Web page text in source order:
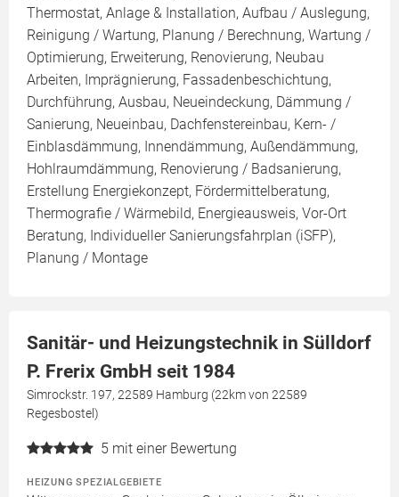
Thermostat, Anlage & Installation, Aufbau / Auslegung,
Reinigung / Wartung, Planung / Berechnung, Wartung /
Optimierung, Erweiterung, Renovierung, Neubau
Arbeiten, Imprägnierung, Fassadenbeschichtung,
Durchführung, Ausbau, Neueindeckung, Dämmung /
Sanierung, Neueinbau, Dachfenstereinbau, Kern- /
Einblasdämmung, Innendämmung, Außendämmung,
Hohlraumdämmung, Renovierung / Badsanierung,
Erstellung Energiekonzept, Fördermittelberatung,
Thermografie / Wärmebild, Energieausweis, Vor-Ort
Beratung, Individueller Sanierungsfahrplan (iSFP),
Planung / Montage
Sanitär- und Heizungstechnik in Sülldorf
P. Frerix GmbH seit 1984
Simrockstr. 197, 22589 Hamburg (22km von 22589
Regesbostel)
5 mit einer Bewertung
HEIZUNG SPEZIALGEBIETE